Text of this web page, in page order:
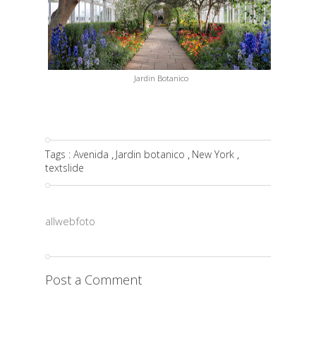
Jardin Botanico
Tags : Avenida , Jardin botanico , New York ,
textslide
allwebfoto
Post a Comment